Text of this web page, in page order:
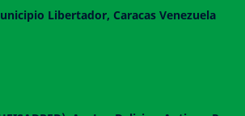
Libertador, Caracas Venezuela